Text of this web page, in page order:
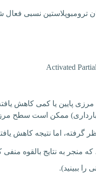
ترومبوپلاستین نسبی فعال
Activated
پایین یا کمی کاهش یافته
گرفته، اما نتیجه کاهش
منجر به نتایج بالقوه
را ببینید).